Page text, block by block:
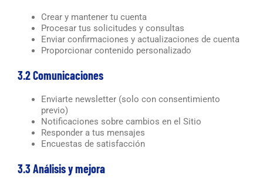
Crear y mantener tu cuenta
Procesar tus solicitudes y consultas
Enviar confirmaciones y actualizaciones de cuenta
Proporcionar contenido personalizado
3.2 Comunicaciones
Enviarte newsletter (solo con consentimiento
previo)
Notificaciones sobre cambios en el Sitio
Responder a tus mensajes
Encuestas de satisfacción
3.3 Análisis y mejora